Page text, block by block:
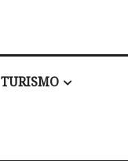
TURISMO